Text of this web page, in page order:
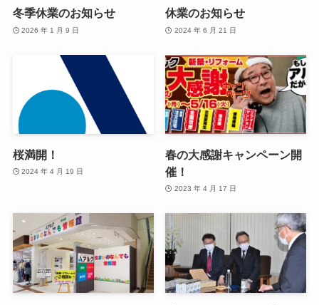
冬季休業のお知らせ
2026 年 1 月 9 日
休業のお知らせ
2024 年 6 月 21 日
桜満開！
2024 年 4 月 19 日
春の大感謝キャンペーン開
催！
2023 年 4 月 17 日